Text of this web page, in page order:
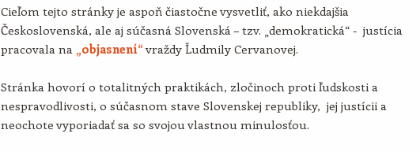
Cieľom tejto stránky je aspoň čiastočne vysvetliť, ako niekdajšia
Československá, ale aj súčasná Slovenská – tzv. „demokratická“ - justícia
pracovala na „objasnení“vraždy Ľudmily Cervanovej.
Stránka hovorí o totalitných praktikách, zločinoch proti ľudskosti a
nespravodlivosti, o súčasnom stave Slovenskej republiky, jej justícii a
neochote vyporiadať sa so svojou vlastnou minulosťou.